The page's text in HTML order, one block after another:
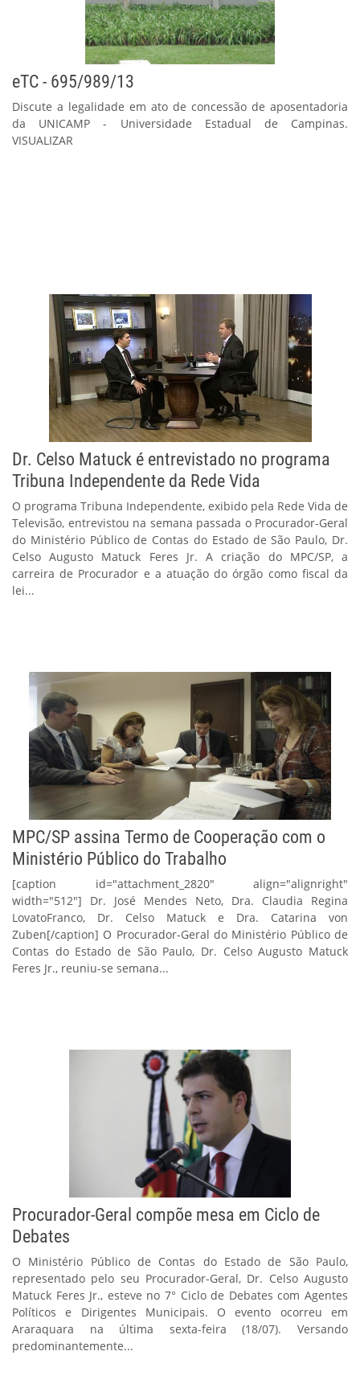
eTC - 695/989/13
Discute a legalidade em ato de concessão de aposentadoria
da UNICAMP - Universidade Estadual de Campinas.
VISUALIZAR
Dr. Celso Matuck é entrevistado no programa
Tribuna Independente da Rede Vida
O programa Tribuna Independente, exibido pela Rede Vida de
Televisão, entrevistou na semana passada o Procurador-Geral
do Ministério Público de Contas do Estado de São Paulo, Dr.
Celso Augusto Matuck Feres Jr. A criação do MPC/SP, a
carreira de Procurador e a atuação do órgão como fiscal da
lei...
MPC/SP assina Termo de Cooperação com o
Ministério Público do Trabalho
[caption id="attachment_2820" align="alignright"
width="512"] Dr. José Mendes Neto, Dra. Claudia Regina
LovatoFranco, Dr. Celso Matuck e Dra. Catarina von
Zuben[/caption] O Procurador-Geral do Ministério Público de
Contas do Estado de São Paulo, Dr. Celso Augusto Matuck
Feres Jr., reuniu-se semana...
Procurador-Geral compõe mesa em Ciclo de
Debates
O Ministério Público de Contas do Estado de São Paulo,
representado pelo seu Procurador-Geral, Dr. Celso Augusto
Matuck Feres Jr., esteve no 7° Ciclo de Debates com Agentes
Políticos e Dirigentes Municipais. O evento ocorreu em
Araraquara na última sexta-feira (18/07). Versando
predominantemente...